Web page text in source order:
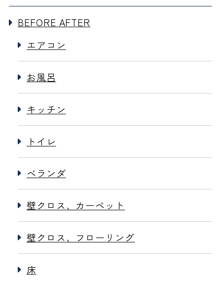
BEFORE AFTER
エアコン
お風呂
キッチン
トイレ
ベランダ
壁クロス、カーペット
壁クロス、フローリング
床